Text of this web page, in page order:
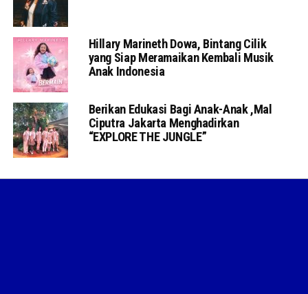
Hillary Marineth Dowa, Bintang Cilik
yang Siap Meramaikan Kembali Musik
Anak Indonesia
Berikan Edukasi Bagi Anak-Anak ,Mal
Ciputra Jakarta Menghadirkan
“EXPLORE THE JUNGLE”